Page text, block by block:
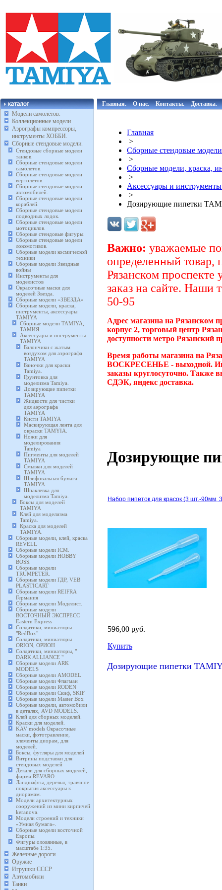
Модели самолётов.
Коллекционные модели
Аэрографы компрессоры,
инструменты ХОББИ.
Сборные стендовые модели.
Стендовые сборные модели
танков.
Сборные стендовые модели
самолетов.
Сборные стендовые модели
вертолетов.
Сборные стендовые модели
автомобилей.
Сборные стендовые модели
кораблей.
Сборные стендовые модели
подводных лодок.
Сборные стендовые модели
мотоциклов.
Сборные стендовые фигуры.
Сборные стендовые модели
локомотивов.
Сборные модели космической
техники
Сборные модели Звездные
войны
Инструменты для
моделистов
Окрасочные маски для
моделей Звезда.
Сборные модели «ЗВЕЗДА»
Сборные модели, краска,
инструменты, аксессуары
TAMIYA
Сборные модели TAMIYA,
ТАМИЯ.
Аксессуары и инструменты
TAMIYA
Балончики с жатым
воздухом для аэрографа
TAMIYA
Баночки для краски
Tamiya.
Грунтовка для
моделизма Tamiya.
Дозирующие пипетки
TAMIYA
Жидкости для чистки
для аэрографа
TAMIYA
Кисти TAMIYA
Маскирующая лента для
окраски TAMYIA.
Ножи для
моделирования
Tamiya
Пигменты для моделей
TAMIYA
Смывки для моделей
TAMIYA
Шлифовальная бумага
TAMIYA
Шпаклевка для
моделизма Tamiya.
Боксы для моделей
TAMIYA
Клей для моделизма
Tamiya.
Краска для моделей
TAMIYA.
Сборные модели, клей, краска
REVELL
Сборные модели ICM.
Сборные модели HOBBY
BOSS.
Сборные модели
TRUMPETER.
Сборные модели ГДР, VEB
PLASTICART
Сборные модели REIFRA
Германия
Сборные модели Моделист.
Сборные модели
ВОСТОЧНЫЙ ЭКСПРЕСС
Eastern Express
Солдатики, миниатюры
"RedBox"
Солдатики, миниатюры
ORION, ОРИОН
Солдатики, миниатюры, "
DARK ALLIANCE "
Сборные модели ARK
MODELS
Сборные модели AMODEL
Сборные модели Флагман
Сборные модели RODEN
Сборные модели Скиф, SKIF
Сборные модели Master Box
Сборные модели, автомобили
в деталях, AVD MODELS.
Клей для сборных моделей.
Краски для моделей.
KAV models Окрасочные
маски, фототравление,
элементы диорам, для
моделей.
Боксы, футляры для моделей
Витрины подставки для
стендовых моделей
Декали для сборных моделей,
фирма REVARO
Ландшафты, деревья, травяное
покрытия аксессуары к
диорамам.
Модели архитектурных
сооружений из мини кирпичей
keranova.
Модели строений и техники
«Умная бумага».
Сборные модели восточной
Европы.
Фигуры оловянные, в
масштабе 1:35.
Железные дороги
Оружие
Игрушки СССР
Автомобили
Танки
Главная. О нас. Контакты. Доставка.
Главная
>
Сборные стендовые
>
Сборные модели, краска,
>
Аксессуары и
>
Дозирующие пипетки
Важно: уважаемые
определенный товар,
Рязанском проспекте
заказ на сайте. Наши
50-95
Адрес магазина на Рязанском
корпус 2, торговый центр
доступности метро Рязанский
Время работы магазина на
ВОСКРЕСЕНЬЕ - выходной.
заказы круглосуточно. Также
СДЭК, яндекс доставка.
Дозирующие
Набор пипеток для красок (3 шт.-90мм,
596,00 руб.
Купить
Дозирующие пипетки